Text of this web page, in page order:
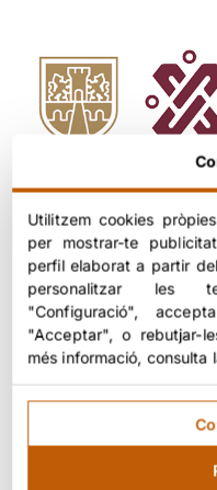
Resultats
Pla de
facilitador del
a la Ciutat de
Utilitzem cookies
per mostrar-te
perfil elaborat a partir
personalitzar les
"Configuració",
"Acceptar", o rebutjar-
més informació, consulta